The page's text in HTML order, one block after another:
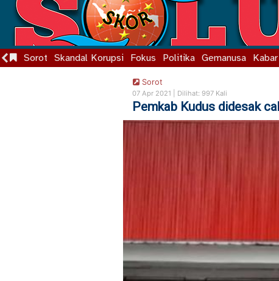
Sorot Skandal Korupsi Fokus Politika Gemanusa
Sorot
07 Apr 2021 | Dilihat: 997 Kali
Pemkab Kudus didesak